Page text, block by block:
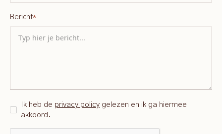
Bericht*
Ik heb de privacy policy gelezen en ik ga hiermee
akkoord.